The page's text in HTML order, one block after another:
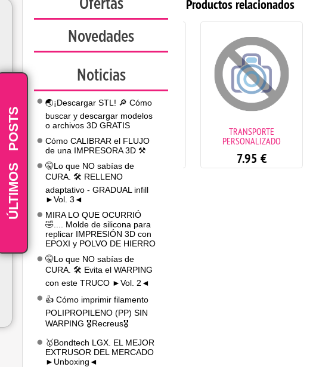
Ofertas
Novedades
Noticias
🌏¡Descargar STL! 🔎 Cómo
buscar y descargar modelos
o archivos 3D GRATIS
Cómo CALIBRAR el FLUJO
de una IMPRESORA 3D ⚒️
🤫Lo que NO sabías de
CURA. 🛠️ RELLENO
adaptativo - GRADUAL infill
►Vol. 3◄
MIRA LO QUE OCURRIÓ
🤣.... Molde de silicona para
replicar IMPRESIÓN 3D con
EPOXI y POLVO DE HIERRO
🤫Lo que NO sabías de
CURA. 🛠️ Evita el WARPING
con este TRUCO ►Vol. 2◄
👍 Cómo imprimir filamento
POLIPROPILENO (PP) SIN
WARPING 🎖️Recreus🎖️
🥇Bondtech LGX. EL MEJOR
EXTRUSOR DEL MERCADO
►Unboxing◄
Productos relacionados
Cartucho de tinta negro PGI-
550 BK
4.90€
TRANSPORTE
PERSONALIZADO
7.95€
ÚLTIMOS
POSTS